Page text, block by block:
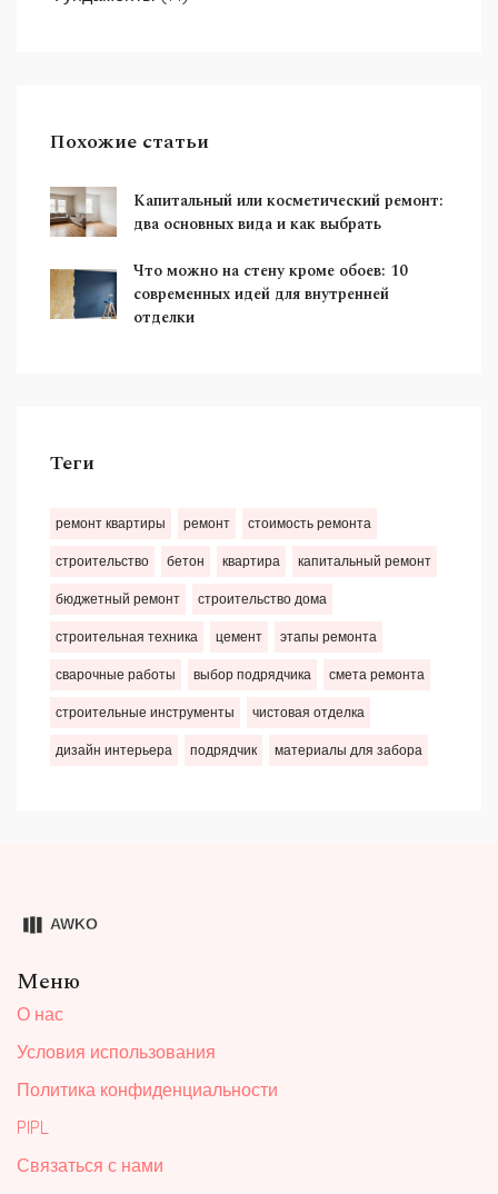
Похожие статьи
Капитальный или косметический ремонт:
два основных вида и как выбрать
Что можно на стену кроме обоев: 10
современных идей для внутренней
отделки
Теги
ремонт квартиры ремонт стоимость ремонта
строительство бетон квартира капитальный ремонт
бюджетный ремонт строительство дома
строительная техника цемент этапы ремонта
сварочные работы выбор подрядчика смета ремонта
строительные инструменты чистовая отделка
дизайн интерьера подрядчик материалы для забора
Меню
О нас
Условия использования
Политика конфиденциальности
PIPL
Связаться с нами